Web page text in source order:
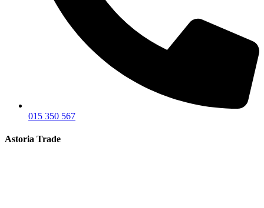
015 350 567
Astoria Trade